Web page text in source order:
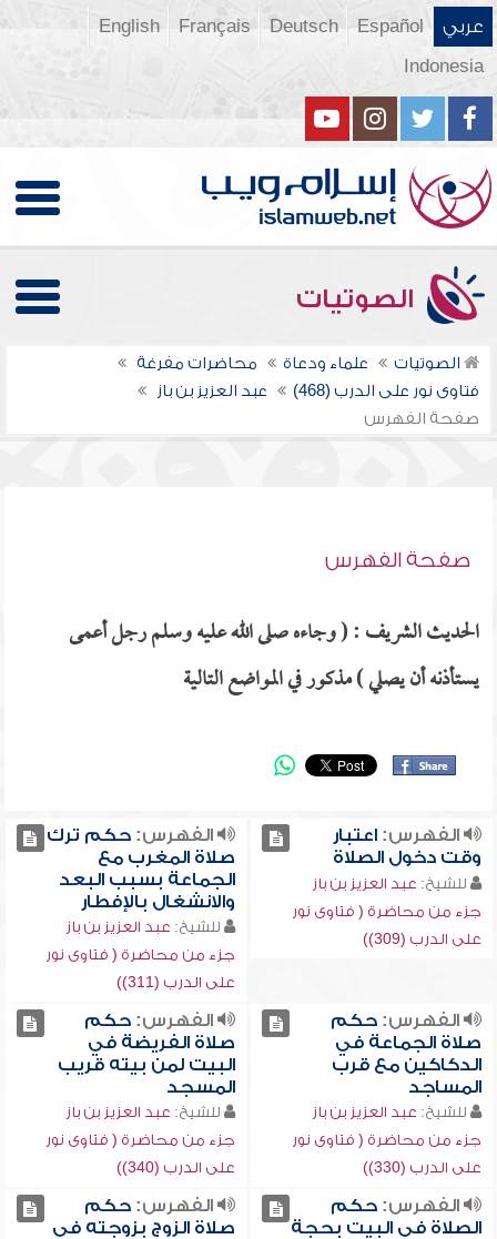
عربي Español
Deutsch
Français
English
Indonesia
الصوتيات
الصوتيات علماء ودعاة
محاضرات مفرغة
فتاوى نور على الدرب (468)
عبد العزيز بن باز
صفحة الفهرس
صفحة الفهرس
الحديث الشريف : ( وجاءه صلى الله عليه وسلم رجل أعمى
يستأذنه أن يصلي ) مذكور في المواضع التالية
الفهرس:اعتبار
وقت دخول الصلاة
للشيخ: عبد العزيز بن باز
جزء من محاضرة ( فتاوى نور
على الدرب (309))
الفهرس:حكم ترك
صلاة المغرب مع
الجماعة بسبب البعد
والانشغال بالإفطار
للشيخ: عبد العزيز بن باز
جزء من محاضرة ( فتاوى نور
على الدرب (311))
الفهرس:حكم
صلاة الجماعة في
الدكاكين مع قرب
المساجد
للشيخ: عبد العزيز بن باز
جزء من محاضرة ( فتاوى نور
على الدرب (330))
الفهرس:حكم
صلاة الفريضة في
البيت لمن بيته قريب
المسجد
للشيخ: عبد العزيز بن باز
جزء من محاضرة ( فتاوى نور
على الدرب (340))
الفهرس:حكم
الصلاة في البيت بحجة
الفهرس:حكم
صلاة الزوج بزوجته في